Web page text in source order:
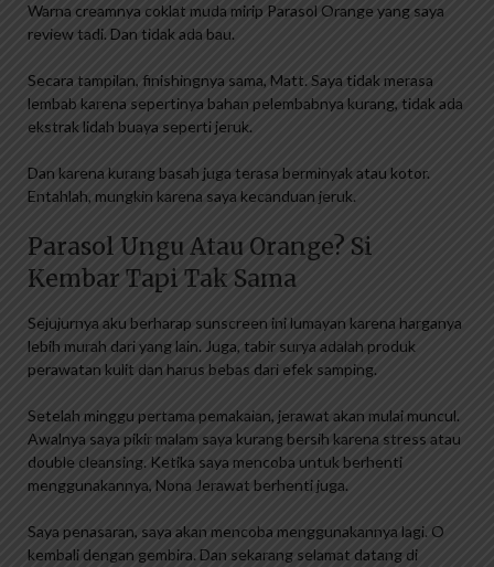
Warna creamnya coklat muda mirip Parasol Orange yang saya
review tadi. Dan tidak ada bau.
Secara tampilan, finishingnya sama, Matt. Saya tidak merasa
lembab karena sepertinya bahan pelembabnya kurang, tidak ada
ekstrak lidah buaya seperti jeruk.
Dan karena kurang basah juga terasa berminyak atau kotor.
Entahlah, mungkin karena saya kecanduan jeruk.
Parasol Ungu Atau Orange? Si
Kembar Tapi Tak Sama
Sejujurnya aku berharap sunscreen ini lumayan karena harganya
lebih murah dari yang lain. Juga, tabir surya adalah produk
perawatan kulit dan harus bebas dari efek samping.
Setelah minggu pertama pemakaian, jerawat akan mulai muncul.
Awalnya saya pikir malam saya kurang bersih karena stress atau
double cleansing. Ketika saya mencoba untuk berhenti
menggunakannya, Nona Jerawat berhenti juga.
Saya penasaran, saya akan mencoba menggunakannya lagi. O
kembali dengan gembira. Dan sekarang selamat datang di